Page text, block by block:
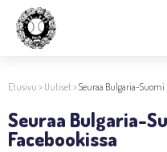
Etusivu > Uutiset>Seuraa Bulgaria-Suomi
Seuraa Bulgaria-
Facebookissa